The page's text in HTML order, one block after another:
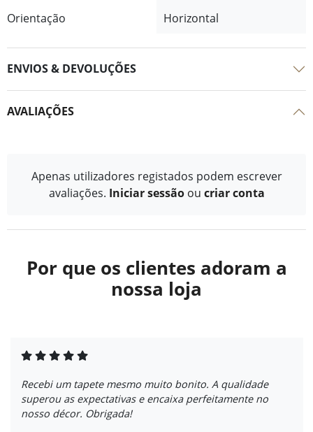
Orientação Horizontal
ENVIOS & DEVOLUÇÕES
AVALIAÇÕES
Apenas utilizadores registados podem escrever
avaliações. Iniciar sessão ou criar conta
Por que os clientes adoram a
nossa loja
Recebi um tapete mesmo muito bonito. A qualidade
superou as expectativas e encaixa perfeitamente no
nosso décor. Obrigada!